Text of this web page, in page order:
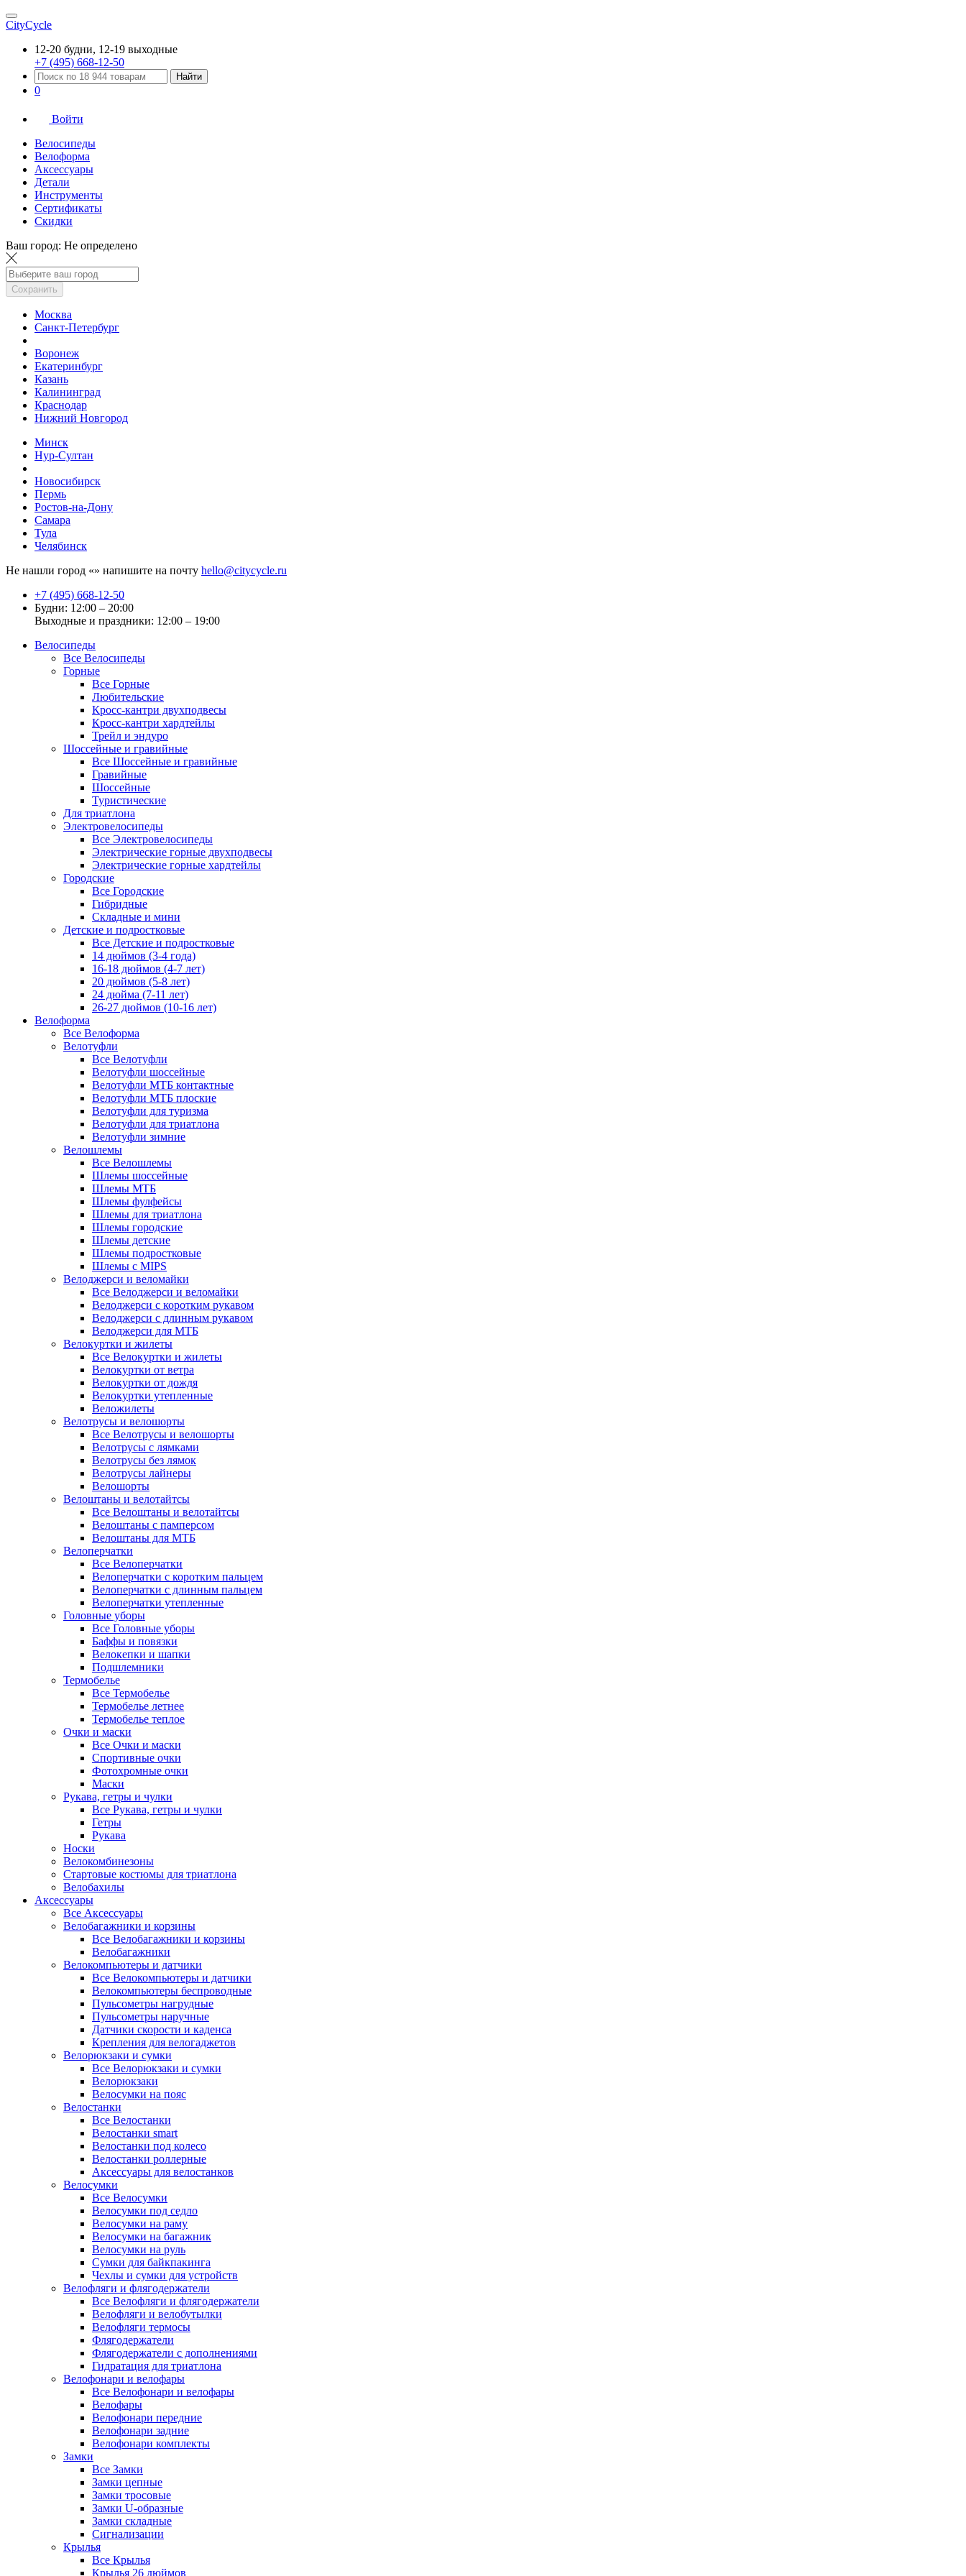
CityCycle
12-20 будни, 12-19 выходные
+7 (495) 668-12-50
Найти
0
Войти
Велосипеды
Велоформа
Аксессуары
Детали
Инструменты
Сертификаты
Скидки
Ваш город: Не определено
Сохранить
Москва
Санкт-Петербург
Воронеж
Екатеринбург
Казань
Калининград
Краснодар
Нижний Новгород
Минск
Нур-Султан
Новосибирск
Пермь
Ростов-на-Дону
Самара
Тула
Челябинск
Не нашли город «» напишите на почту hello@citycycle.ru
+7 (495) 668-12-50
Будни: 12:00 – 20:00
Выходные и праздники: 12:00 – 19:00
Велосипеды
Все Велосипеды
Горные
Все Горные
Любительские
Кросс-кантри двухподвесы
Кросс-кантри хардтейлы
Трейл и эндуро
Шоссейные и гравийные
Все Шоссейные и гравийные
Гравийные
Шоссейные
Туристические
Для триатлона
Электровелосипеды
Все Электровелосипеды
Электрические горные двухподвесы
Электрические горные хардтейлы
Городские
Все Городские
Гибридные
Складные и мини
Детские и подростковые
Все Детские и подростковые
14 дюймов (3-4 года)
16-18 дюймов (4-7 лет)
20 дюймов (5-8 лет)
24 дюйма (7-11 лет)
26-27 дюймов (10-16 лет)
Велоформа
Все Велоформа
Велотуфли
Все Велотуфли
Велотуфли шоссейные
Велотуфли МТБ контактные
Велотуфли МТБ плоские
Велотуфли для туризма
Велотуфли для триатлона
Велотуфли зимние
Велошлемы
Все Велошлемы
Шлемы шоссейные
Шлемы МТБ
Шлемы фулфейсы
Шлемы для триатлона
Шлемы городские
Шлемы детские
Шлемы подростковые
Шлемы с MIPS
Велоджерси и веломайки
Все Велоджерси и веломайки
Велоджерси с коротким рукавом
Велоджерси с длинным рукавом
Велоджерси для МТБ
Велокуртки и жилеты
Все Велокуртки и жилеты
Велокуртки от ветра
Велокуртки от дождя
Велокуртки утепленные
Веложилеты
Велотрусы и велошорты
Все Велотрусы и велошорты
Велотрусы с лямками
Велотрусы без лямок
Велотрусы лайнеры
Велошорты
Велоштаны и велотайтсы
Все Велоштаны и велотайтсы
Велоштаны с памперсом
Велоштаны для МТБ
Велоперчатки
Все Велоперчатки
Велоперчатки с коротким пальцем
Велоперчатки с длинным пальцем
Велоперчатки утепленные
Головные уборы
Все Головные уборы
Баффы и повязки
Велокепки и шапки
Подшлемники
Термобелье
Все Термобелье
Термобелье летнее
Термобелье теплое
Очки и маски
Все Очки и маски
Спортивные очки
Фотохромные очки
Маски
Рукава, гетры и чулки
Все Рукава, гетры и чулки
Гетры
Рукава
Носки
Велокомбинезоны
Стартовые костюмы для триатлона
Велобахилы
Аксессуары
Все Аксессуары
Велобагажники и корзины
Все Велобагажники и корзины
Велобагажники
Велокомпьютеры и датчики
Все Велокомпьютеры и датчики
Велокомпьютеры беспроводные
Пульсометры нагрудные
Пульсометры наручные
Датчики скорости и каденса
Крепления для велогаджетов
Велорюкзаки и сумки
Все Велорюкзаки и сумки
Велорюкзаки
Велосумки на пояс
Велостанки
Все Велостанки
Велостанки smart
Велостанки под колесо
Велостанки роллерные
Аксессуары для велостанков
Велосумки
Все Велосумки
Велосумки под седло
Велосумки на раму
Велосумки на багажник
Велосумки на руль
Сумки для байкпакинга
Чехлы и сумки для устройств
Велофляги и флягодержатели
Все Велофляги и флягодержатели
Велофляги и велобутылки
Велофляги термосы
Флягодержатели
Флягодержатели с дополнениями
Гидратация для триатлона
Велофонари и велофары
Все Велофонари и велофары
Велофары
Велофонари передние
Велофонари задние
Велофонари комплекты
Замки
Все Замки
Замки цепные
Замки тросовые
Замки U-образные
Замки складные
Сигнализации
Крылья
Все Крылья
Крылья 26 дюймов